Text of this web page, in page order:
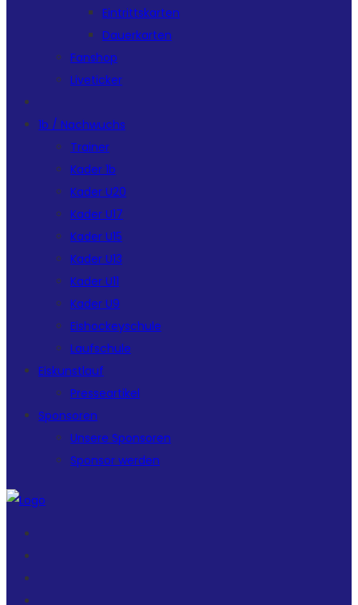
Eintrittskarten
Dauerkarten
Fanshop
Liveticker
1b / Nachwuchs
Trainer
Kader 1b
Kader U20
Kader U17
Kader U15
Kader U13
Kader U11
Kader U9
Eishockeyschule
Laufschule
Eiskunstlauf
Presseartikel
Sponsoren
Unsere Sponsoren
Sponsor werden